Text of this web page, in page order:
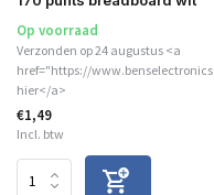
Op voorraad
Verzonden op 24 augustus <a
href="https://
hier</a>
€1,49
Incl. btw